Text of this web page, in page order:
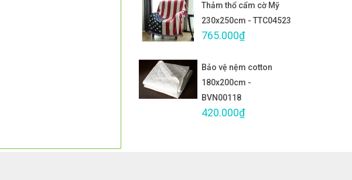
Thảm thổ cẩm cờ Mỹ
230x250cm - TTC04523
765.000₫
Bảo vệ nệm cotton
180x200cm -
BVN00118
420.000₫